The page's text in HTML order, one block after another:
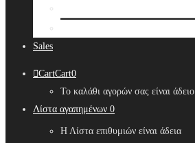
Sales
CartCart0
Το καλάθι αγορών σας είναι άδειο
Λίστα αγαπημένων 0
Η Λίστα επιθυμιών είναι άδεια